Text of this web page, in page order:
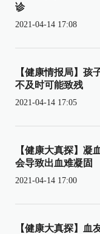
诊
2021-04-14 17:08
【健康情报局】孩
不及时可能致残
2021-04-14 17:05
【健康大真探】凝
会导致出血难凝固
2021-04-14 17:00
【健康大真探】血